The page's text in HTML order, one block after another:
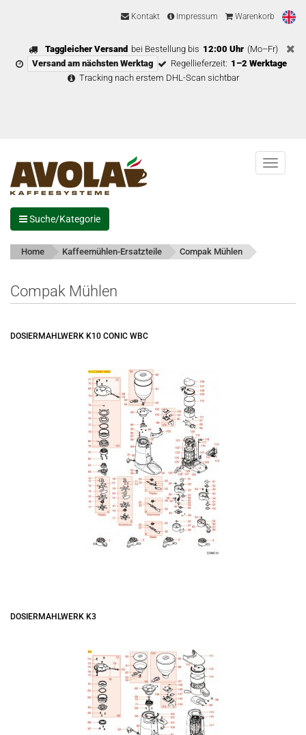
Kontakt Impressum Warenkorb
Taggleicher Versand bei Bestellung bis 12:00 Uhr (Mo–Fr)
Versand am nächsten Werktag
Regellieferzeit: 1–2 Werktage
Tracking nach erstem DHL-Scan sichtbar
Menu
Suche/Kategorie
Home Kaffeemühlen-Ersatzteile Compak Mühlen
Compak Mühlen
DOSIERMAHLWERK K10 CONIC WBC
DOSIERMAHLWERK K3